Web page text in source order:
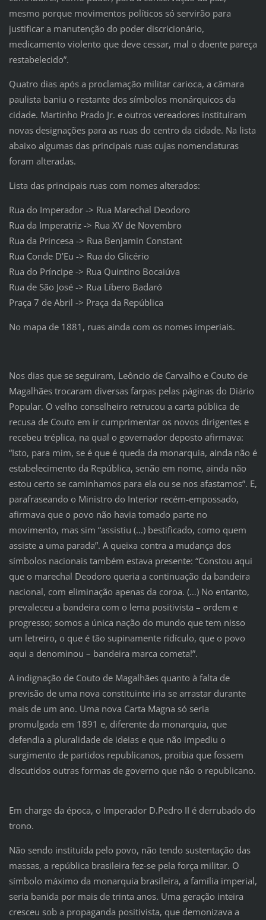
mesmo porque movimentos políticos só servirão para
justificar a manutenção do poder discricionário,
medicamento violento que deve cessar, mal o doente pareça
restabelecido”.
Quatro dias após a proclamação militar carioca, a câmara
paulista baniu o restante dos símbolos monárquicos da
cidade. Martinho Prado Jr. e outros vereadores instituíram
novas designações para as ruas do centro da cidade. Na lista
abaixo algumas das principais ruas cujas nomenclaturas
foram alteradas.
Lista das principais ruas com nomes alterados:
Rua do Imperador -> Rua Marechal Deodoro
Rua da Imperatriz -> Rua XV de Novembro
Rua da Princesa -> Rua Benjamin Constant
Rua Conde D’Eu -> Rua do Glicério
Rua do Príncipe -> Rua Quintino Bocaiúva
Rua de São José -> Rua Líbero Badaró
Praça 7 de Abril -> Praça da República
No mapa de 1881, ruas ainda com os nomes imperiais.
Nos dias que se seguiram, Leôncio de Carvalho e Couto de
Magalhães trocaram diversas farpas pelas páginas do Diário
Popular. O velho conselheiro retrucou a carta pública de
recusa de Couto em ir cumprimentar os novos dirigentes e
recebeu tréplica, na qual o governador deposto afirmava:
“Isto, para mim, se é que é queda da monarquia, ainda não é
estabelecimento da República, senão em nome, ainda não
estou certo se caminhamos para ela ou se nos afastamos”. E,
parafraseando o Ministro do Interior recém-empossado,
afirmava que o povo não havia tomado parte no
movimento, mas sim “assistiu (…) bestificado, como quem
assiste a uma parada”. A queixa contra a mudança dos
símbolos nacionais também estava presente: “Constou aqui
que o marechal Deodoro queria a continuação da bandeira
nacional, com eliminação apenas da coroa. (…) No entanto,
prevaleceu a bandeira com o lema positivista – ordem e
progresso; somos a única nação do mundo que tem nisso
um letreiro, o que é tão supinamente ridículo, que o povo
aqui a denominou – bandeira marca cometa!”.
A indignação de Couto de Magalhães quanto à falta de
previsão de uma nova constituinte iria se arrastar durante
mais de um ano. Uma nova Carta Magna só seria
promulgada em 1891 e, diferente da monarquia, que
defendia a pluralidade de ideias e que não impediu o
surgimento de partidos republicanos, proibia que fossem
discutidos outras formas de governo que não o republicano.
Em charge da época, o Imperador D.Pedro II é derrubado do
trono.
Não sendo instituída pelo povo, não tendo sustentação das
massas, a república brasileira fez-se pela força militar. O
símbolo máximo da monarquia brasileira, a família imperial,
seria banida por mais de trinta anos. Uma geração inteira
cresceu sob a propaganda positivista, que demonizava a